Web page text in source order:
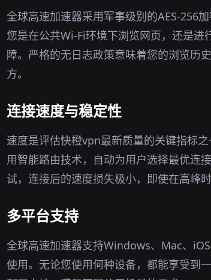
全球高速加速器采用军事级别的AES-256
您是在公共Wi-Fi环境下浏览网页，还是
障。严格的无日志政策意味着您的浏览历
方。
连接速度与稳定性
速度是评估快橙vpn最新质量的关键指标
用智能路由技术，自动为用户选择最优连
试，连接后的速度损失极小，即使在高峰
多平台支持
全球高速加速器支持Windows、Mac、
使用。无论您使用何种设备，都能享受到